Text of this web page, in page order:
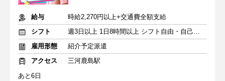
給与
時給2,270円以上+交通費全額支給
シフト
週3日以上 1日8時間以上 シフト自由・自己申告
雇用形態
紹介予定派遣
アクセス
三河鹿島駅
あと6日